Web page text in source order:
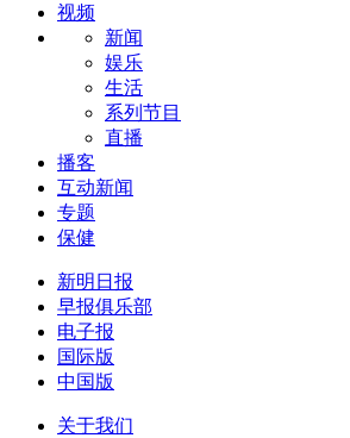
视频
新闻
娱乐
生活
系列节目
直播
播客
互动新闻
专题
保健
新明日报
早报俱乐部
电子报
国际版
中国版
关于我们